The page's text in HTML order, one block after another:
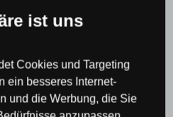
Moderne
ist uns
Cookies und Targeting
ein besseres Internet-
und die Werbung, die Sie